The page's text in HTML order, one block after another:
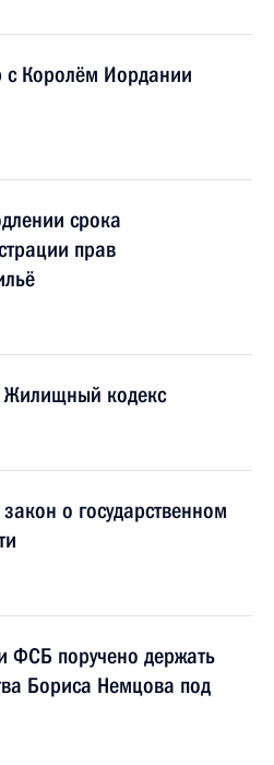
с Королём Иордании
срока
прав
Жилищный кодекс
о государственном
ФСБ поручено держать
Бориса Немцова под